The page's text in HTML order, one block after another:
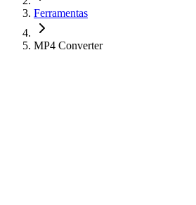
Ferramentas
MP4 Converter